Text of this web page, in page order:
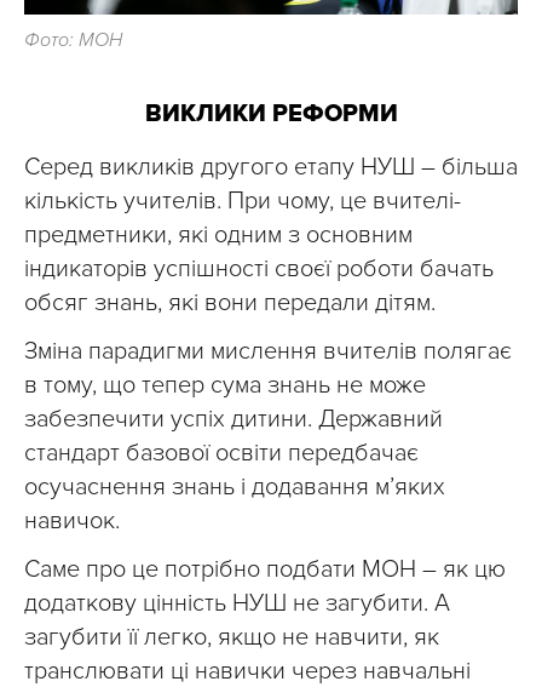
Фото: МОН
ВИКЛИКИ РЕФОРМИ
Серед викликів другого етапу НУШ – більша
кількість учителів. При чому, це вчителі-
предметники, які одним з основним
індикаторів успішності своєї роботи бачать
обсяг знань, які вони передали дітям.
Зміна парадигми мислення вчителів полягає
в тому, що тепер сума знань не може
забезпечити успіх дитини. Державний
стандарт базової освіти передбачає
осучаснення знань і додавання м’яких
навичок.
Саме про це потрібно подбати МОН – як цю
додаткову цінність НУШ не загубити. А
загубити її легко, якщо не навчити, як
транслювати ці навички через навчальні